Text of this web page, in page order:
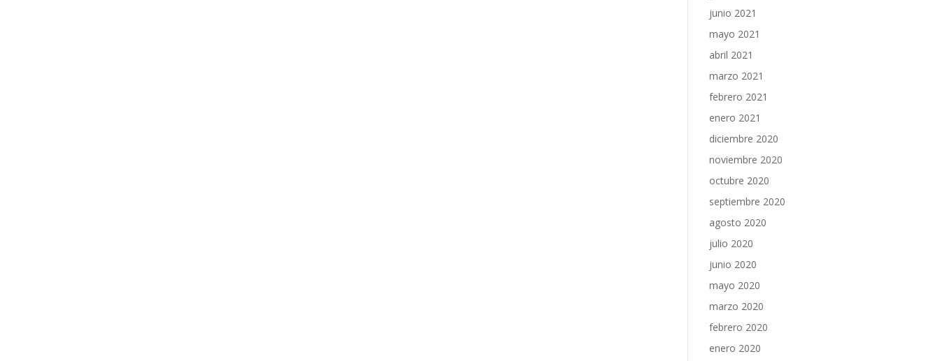
junio 2021
mayo 2021
abril 2021
marzo 2021
febrero 2021
enero 2021
diciembre 2020
noviembre 2020
octubre 2020
septiembre 2020
agosto 2020
julio 2020
junio 2020
mayo 2020
marzo 2020
febrero 2020
enero 2020